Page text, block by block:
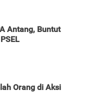
Antang, Buntut
Orang di Aksi